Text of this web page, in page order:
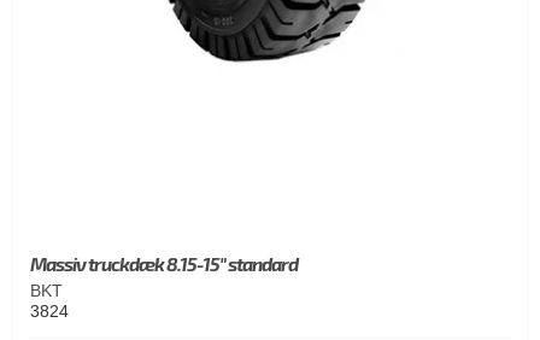
Massiv truckdæk 8.15-15" standard
BKT
3824